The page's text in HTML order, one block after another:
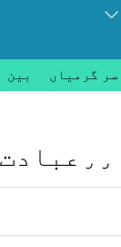
سر گرمياں بين